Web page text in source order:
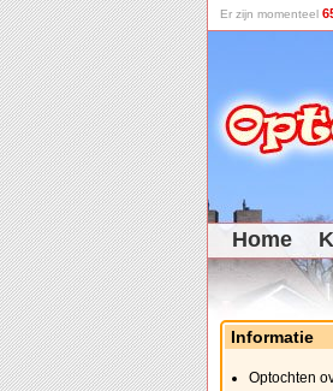
Er zijn momenteel
Home
Informatie
Optochten